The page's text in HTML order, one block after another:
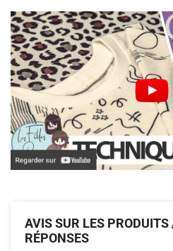
AVIS SUR LES
RÉPONSES